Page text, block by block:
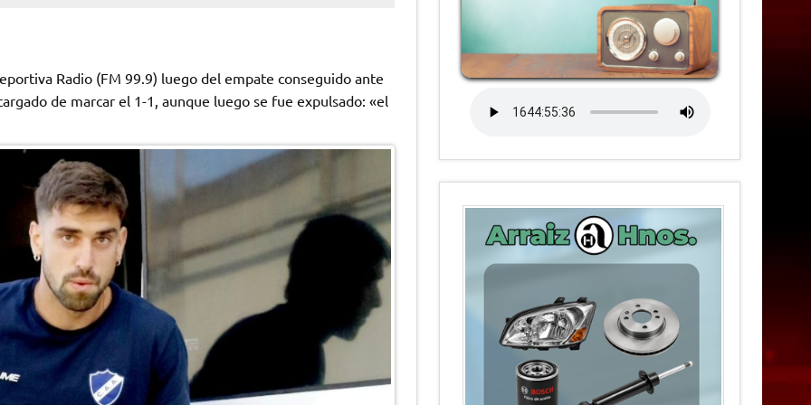
Radio (FM 99.9) luego del empate conseguido ante
de marcar el 1-1, aunque luego se fue expulsado: «el